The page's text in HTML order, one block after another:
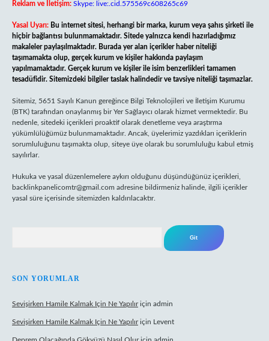
Reklam ve İletişim: Skype: live:.cid.575569c608265c69
Yasal Uyarı: Bu internet sitesi, herhangi bir marka, kurum veya şahıs şirketi ile
hiçbir bağlantısı bulunmamaktadır. Sitede yalnızca kendi hazırladığımız
makaleler paylaşılmaktadır. Burada yer alan içerikler haber niteliği
taşımamakta olup, gerçek kurum ve kişiler hakkında paylaşım
yapılmamaktadır. Gerçek kurum ve kişiler ile isim benzerlikleri tamamen
tesadüfidir. Sitemizdeki bilgiler taslak halindedir ve tavsiye niteliği taşımazlar.
Sitemiz, 5651 Sayılı Kanun gereğince Bilgi Teknolojileri ve İletişim Kurumu
(BTK) tarafından onaylanmış bir Yer Sağlayıcı olarak hizmet vermektedir. Bu
nedenle, sitedeki içerikleri proaktif olarak denetleme veya araştırma
yükümlülüğümüz bulunmamaktadır. Ancak, üyelerimiz yazdıkları içeriklerin
sorumluluğunu taşımakta olup, siteye üye olarak bu sorumluluğu kabul etmiş
sayılırlar.
Hukuka ve yasal düzenlemelere aykırı olduğunu düşündüğünüz içerikleri,
backlinkpanelicomtr@gmail.com adresine bildirmeniz halinde, ilgili içerikler
yasal süre içerisinde sitemizden kaldırılacaktır.
SON YORUMLAR
Sevişirken Hamile Kalmak Için Ne Yapılıriçin admin
Sevişirken Hamile Kalmak Için Ne Yapılıriçin Levent